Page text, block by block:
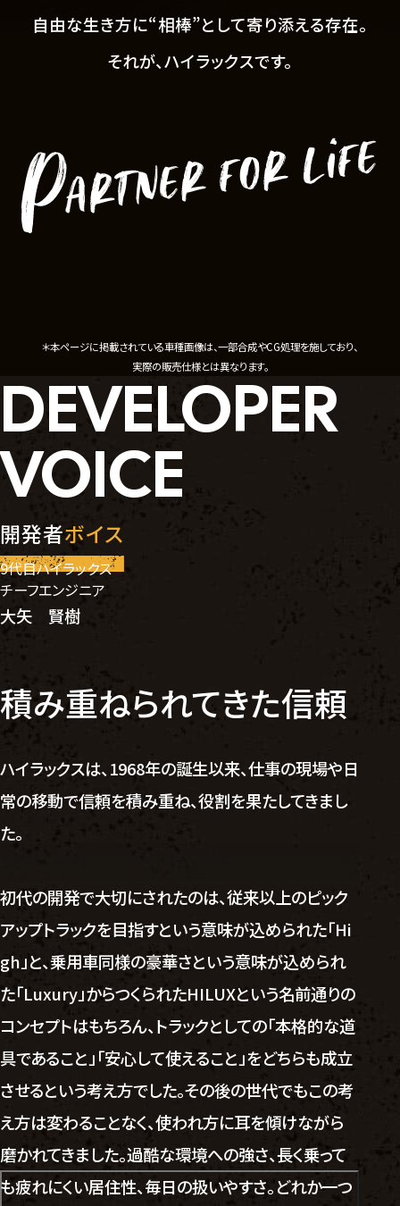
自由な生き方に“相棒”として寄り添える存在。
それが、ハイラックスです。
＊本ページに掲載されている車種画像は、一部合成やCG処理を施しており、
実際の販売仕様とは異なります。
DEVELOPER
VOICE
開発者ボイス
9代目ハイラックス
チーフエンジニア
大矢 賢樹
積み重ねられてきた信頼
ハイラックスは、1968年の誕生以来、仕事の現場や日
常の移動で信頼を積み重ね、役割を果たしてきまし
た。
初代の開発で大切にされたのは、従来以上のピック
アップトラックを目指すという意味が込められた「Hi
gh」と、乗用車同様の豪華さという意味が込められ
た「Luxury」からつくられたHILUXという名前通りの
コンセプトはもちろん、トラックとしての「本格的な道
具であること」「安心して使えること」をどちらも成立
させるという考え方でした。その後の世代でもこの考
え方は変わることなく、使われ方に耳を傾けながら
磨かれてきました。過酷な環境への強さ、長く乗って
も疲れにくい居住性、毎日の扱いやすさ。どれか一つ